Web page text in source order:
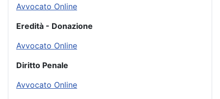
Avvocato Online
Eredità - Donazione
Avvocato Online
Diritto Penale
Avvocato Online